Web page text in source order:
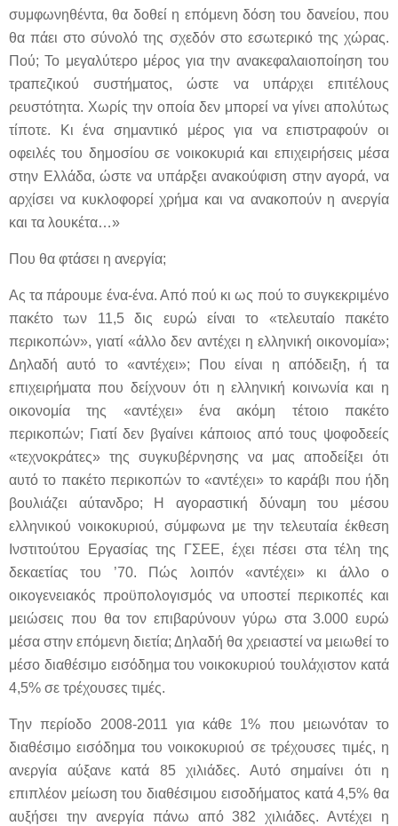
συμφωνηθέντα, θα δοθεί η επόμενη δόση του δανείου, που
θα πάει στο σύνολό της σχεδόν στο εσωτερικό της χώρας.
Πού; Το μεγαλύτερο μέρος για την ανακεφαλαιοποίηση του
τραπεζικού συστήματος, ώστε να υπάρχει επιτέλους
ρευστότητα. Χωρίς την οποία δεν μπορεί να γίνει απολύτως
τίποτε. Κι ένα σημαντικό μέρος για να επιστραφούν οι
οφειλές του δημοσίου σε νοικοκυριά και επιχειρήσεις μέσα
στην Ελλάδα, ώστε να υπάρξει ανακούφιση στην αγορά, να
αρχίσει να κυκλοφορεί χρήμα και να ανακοπούν η ανεργία
και τα λουκέτα…»
Που θα φτάσει η ανεργία;
Ας τα πάρουμε ένα-ένα. Από πού κι ως πού το συγκεκριμένο
πακέτο των 11,5 δις ευρώ είναι το «τελευταίο πακέτο
περικοπών», γιατί «άλλο δεν αντέχει η ελληνική οικονομία»;
Δηλαδή αυτό το «αντέχει»; Που είναι η απόδειξη, ή τα
επιχειρήματα που δείχνουν ότι η ελληνική κοινωνία και η
οικονομία της «αντέχει» ένα ακόμη τέτοιο πακέτο
περικοπών; Γιατί δεν βγαίνει κάποιος από τους ψοφοδεείς
«τεχνοκράτες» της συγκυβέρνησης να μας αποδείξει ότι
αυτό το πακέτο περικοπών το «αντέχει» το καράβι που ήδη
βουλιάζει αύτανδρο; Η αγοραστική δύναμη του μέσου
ελληνικού νοικοκυριού, σύμφωνα με την τελευταία έκθεση
Ινστιτούτου Εργασίας της ΓΣΕΕ, έχει πέσει στα τέλη της
δεκαετίας του ’70. Πώς λοιπόν «αντέχει» κι άλλο ο
οικογενειακός προϋπολογισμός να υποστεί περικοπές και
μειώσεις που θα τον επιβαρύνουν γύρω στα 3.000 ευρώ
μέσα στην επόμενη διετία; Δηλαδή θα χρειαστεί να μειωθεί το
μέσο διαθέσιμο εισόδημα του νοικοκυριού τουλάχιστον κατά
4,5% σε τρέχουσες τιμές.
Την περίοδο 2008-2011 για κάθε 1% που μειωνόταν το
διαθέσιμο εισόδημα του νοικοκυριού σε τρέχουσες τιμές, η
ανεργία αύξανε κατά 85 χιλιάδες. Αυτό σημαίνει ότι η
επιπλέον μείωση του διαθέσιμου εισοδήματος κατά 4,5% θα
αυξήσει την ανεργία πάνω από 382 χιλιάδες. Αντέχει η